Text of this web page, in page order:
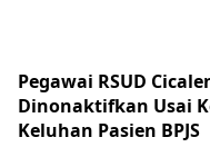
Pegawai RSUD
Dinonaktifkan Usai
Keluhan Pasien BPJS